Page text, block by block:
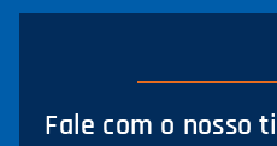
Fale com o nosso